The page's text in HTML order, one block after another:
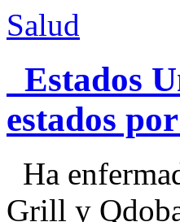
Salud
Estados
estados
Ha
Grill y